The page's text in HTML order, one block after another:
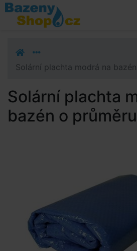
Přejít k navigaci
Přejít na obsah
Přejít k postrannímu sloupci
Solární plachta modrá na
Solární plachta
bazén o